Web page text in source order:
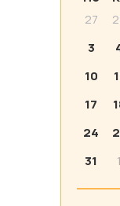
27
3
10
17
24
31
1